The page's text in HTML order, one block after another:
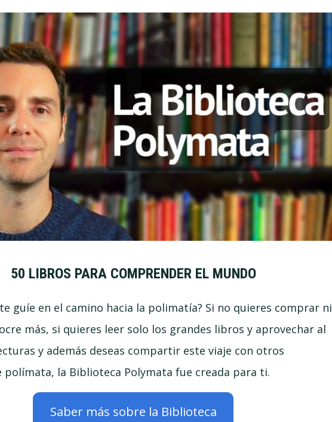
50 LIBROS PARA COMPRENDER EL MUNDO
guíe en el camino hacia la polimatía? Si no quieres comprar ni
más, si quieres leer solo los grandes libros y aprovechar al
y además deseas compartir este viaje con otros
polímata, la Biblioteca Polymata fue creada para ti.
Saber más sobre la Biblioteca